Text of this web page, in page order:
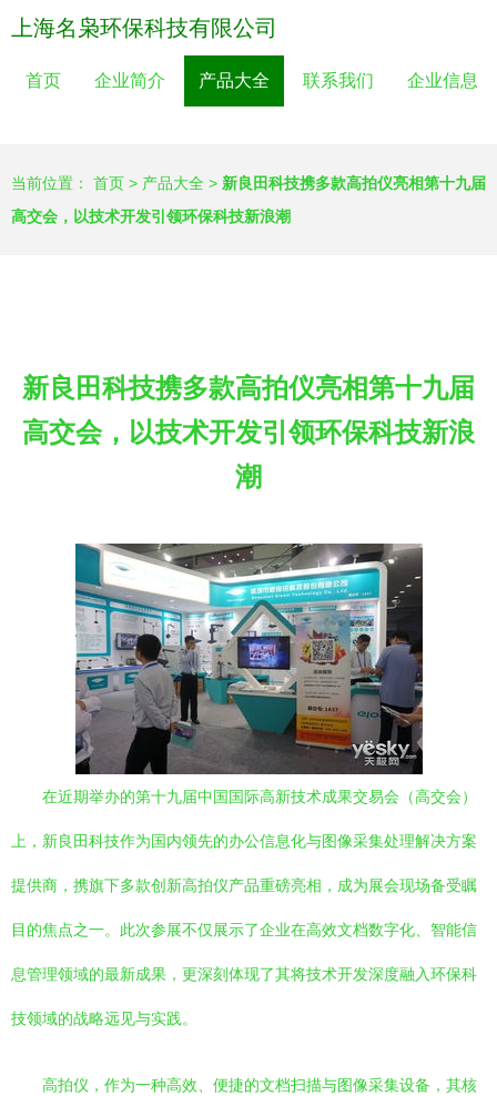
上海名枭环保科技有限公司
首页 企业简介 产品大全 联系我们 企业信息
当前位置： 首页 > 产品大全 > 新良田科技携多款高拍仪亮相第十九届
高交会，以技术开发引领环保科技新浪潮
新良田科技携多款高拍仪亮相第十九届
高交会，以技术开发引领环保科技新浪
潮
在近期举办的第十九届中国国际高新技术成果交易会（高交会）
上，新良田科技作为国内领先的办公信息化与图像采集处理解决方案
提供商，携旗下多款创新高拍仪产品重磅亮相，成为展会现场备受瞩
目的焦点之一。此次参展不仅展示了企业在高效文档数字化、智能信
息管理领域的最新成果，更深刻体现了其将技术开发深度融入环保科
技领域的战略远见与实践。
高拍仪，作为一种高效、便捷的文档扫描与图像采集设备，其核